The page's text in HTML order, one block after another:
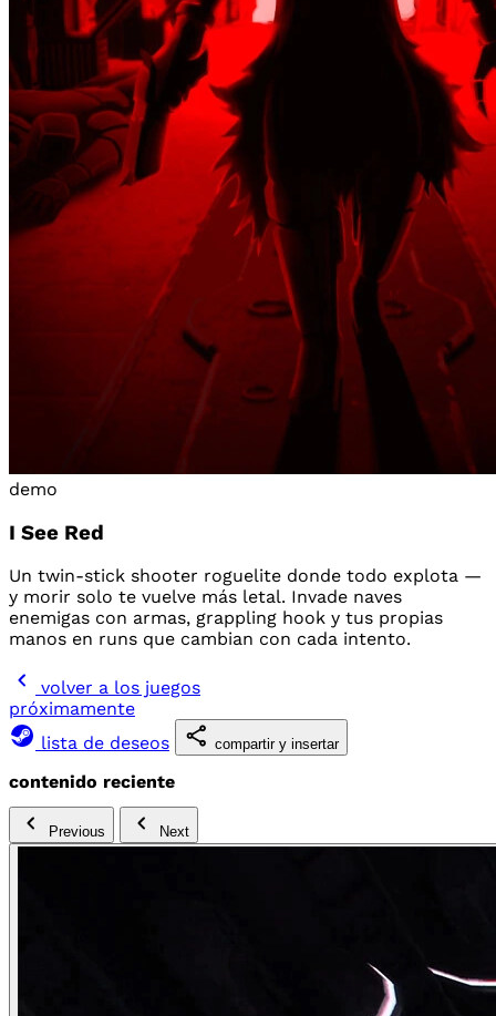
demo
I See Red
Un twin-stick shooter roguelite donde todo explota —
y morir solo te vuelve más letal. Invade naves
enemigas con armas, grappling hook y tus propias
manos en runs que cambian con cada intento.
volver a los juegos
próximamente
lista de deseos
compartir y insertar
contenido reciente
Previous Next